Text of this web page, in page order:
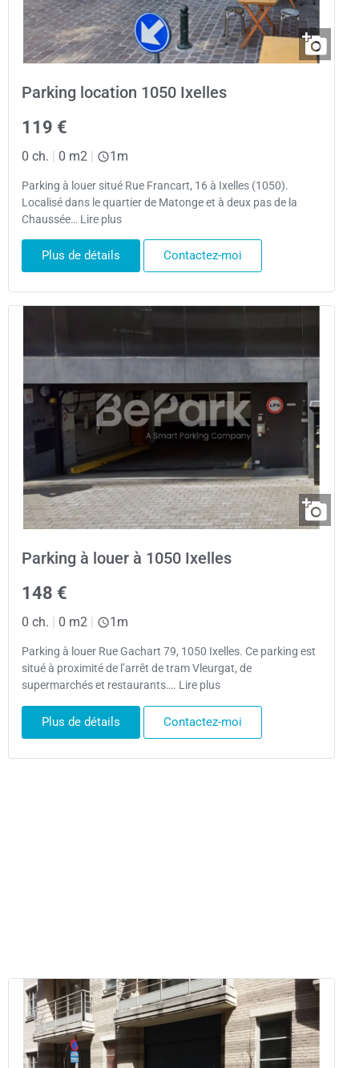
Parking location 1050 Ixelles
119 €
0 ch. | 0 m2 | 1m
Parking à louer situé Rue Francart, 16 à Ixelles (1050).
Localisé dans le quartier de Matonge et à deux pas de la
Chaussée… Lire plus
Plus de détails Contactez-moi
Parking à louer à 1050 Ixelles
148 €
0 ch. | 0 m2 | 1m
Parking à louer Rue Gachart 79, 1050 Ixelles. Ce parking est
situé à proximité de l’arrêt de tram Vleurgat, de
supermarchés et restaurants…. Lire plus
Plus de détails Contactez-moi